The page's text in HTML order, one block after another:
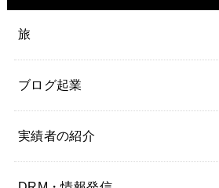
旅
ブログ起業
実績者の紹介